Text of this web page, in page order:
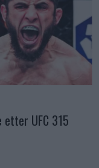
UFC 315